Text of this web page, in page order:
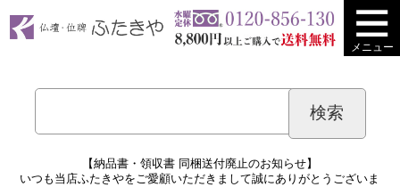
メニュー
【納品書・領収書 同梱送付廃止のお知らせ】
いつも当店ふたきやをご愛顧いただきまして誠にありがとうございま